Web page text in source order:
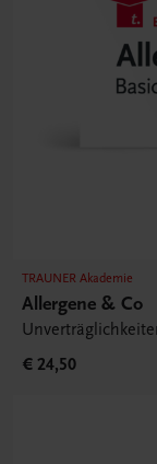
TRAUNER Akademie
Allergene & Co
€ 24,50